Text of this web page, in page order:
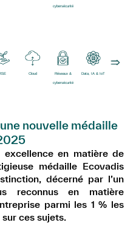
cybersécurité
RSE Cloud Réseaux &
cybersécurité
Data, IA & IoT
nouvelle médaille
excellence en matière de
médaille Ecovadis
décerné par l’un
reconnus en matière
parmi les 1 % les
ces sujets.